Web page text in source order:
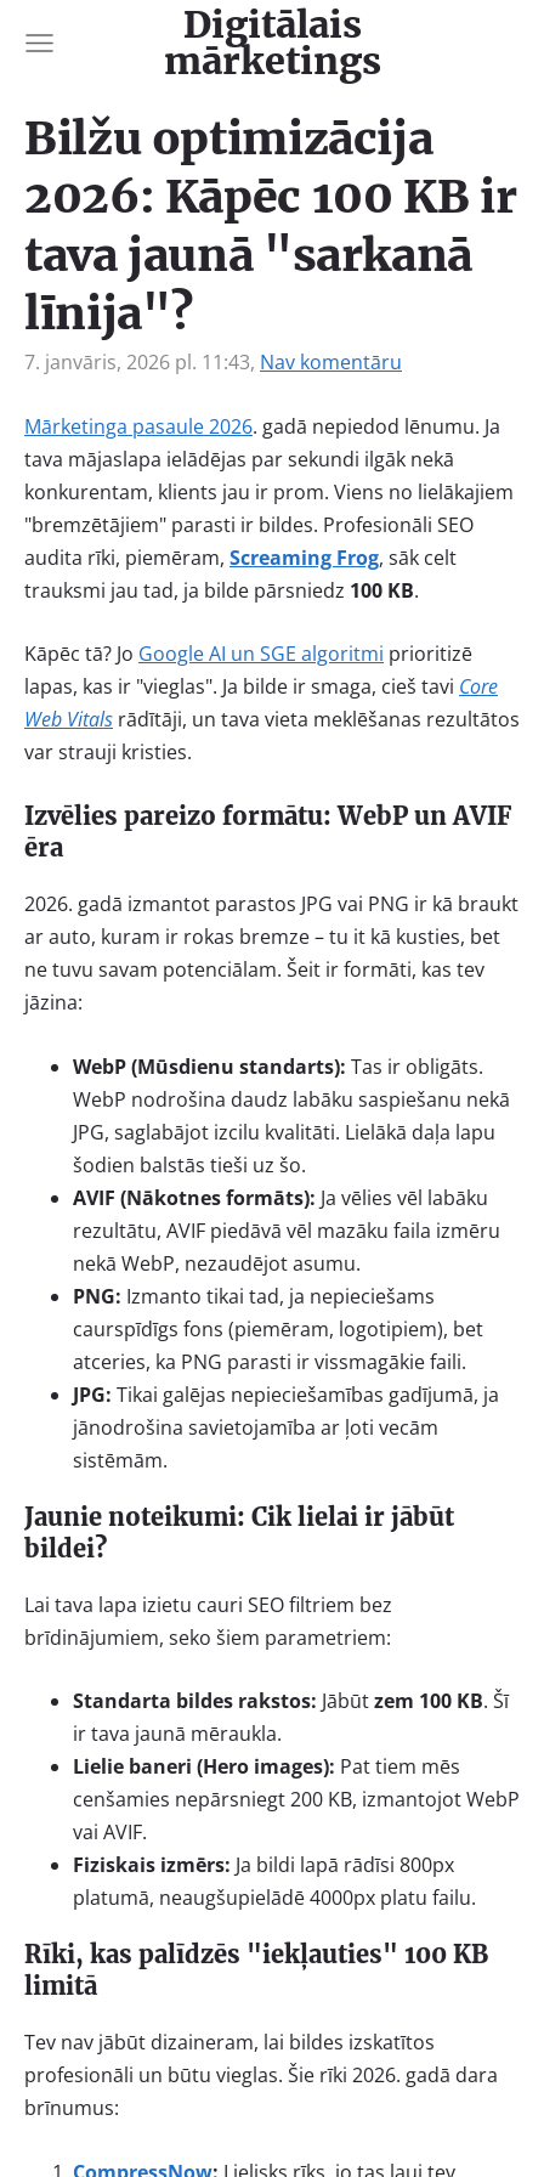
Digitālais
mārketings
Bilžu optimizācija
2026: Kāpēc 100 KB ir
tava jaunā "sarkanā
līnija"?
7. janvāris, 2026 pl. 11:43, Nav komentāru
Mārketinga pasaule 2026. gadā nepiedod lēnumu. Ja
tava mājaslapa ielādējas par sekundi ilgāk nekā
konkurentam, klients jau ir prom. Viens no lielākajiem
"bremzētājiem" parasti ir bildes. Profesionāli SEO
audita rīki, piemēram, Screaming Frog, sāk celt
trauksmi jau tad, ja bilde pārsniedz 100 KB.
Kāpēc tā? Jo Google AI un SGE algoritmi prioritizē
lapas, kas ir "vieglas". Ja bilde ir smaga, cieš tavi Core
Web Vitals rādītāji, un tava vieta meklēšanas rezultātos
var strauji kristies.
Izvēlies pareizo formātu: WebP un AVIF
ēra
2026. gadā izmantot parastos JPG vai PNG ir kā braukt
ar auto, kuram ir rokas bremze – tu it kā kusties, bet
ne tuvu savam potenciālam. Šeit ir formāti, kas tev
jāzina:
WebP (Mūsdienu standarts): Tas ir obligāts.
WebP nodrošina daudz labāku saspiešanu nekā
JPG, saglabājot izcilu kvalitāti. Lielākā daļa lapu
šodien balstās tieši uz šo.
AVIF (Nākotnes formāts): Ja vēlies vēl labāku
rezultātu, AVIF piedāvā vēl mazāku faila izmēru
nekā WebP, nezaudējot asumu.
PNG: Izmanto tikai tad, ja nepieciešams
caurspīdīgs fons (piemēram, logotipiem), bet
atceries, ka PNG parasti ir vissmagākie faili.
JPG: Tikai galējas nepieciešamības gadījumā, ja
jānodrošina savietojamība ar ļoti vecām
sistēmām.
Jaunie noteikumi: Cik lielai ir jābūt
bildei?
Lai tava lapa izietu cauri SEO filtriem bez
brīdinājumiem, seko šiem parametriem:
Standarta bildes rakstos: Jābūtzem 100 KB. Šī
ir tava jaunā mēraukla.
Lielie baneri (Hero images): Pat tiem mēs
cenšamies nepārsniegt 200 KB, izmantojot WebP
vai AVIF.
Fiziskais izmērs: Ja bildi lapā rādīsi 800px
platumā, neaugšupielādē 4000px platu failu.
Rīki, kas palīdzēs "iekļauties" 100 KB
limitā
Tev nav jābūt dizaineram, lai bildes izskatītos
profesionāli un būtu vieglas. Šie rīki 2026. gadā dara
brīnumus: